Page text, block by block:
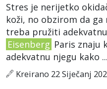
Stres je nerijetko
koži, no obzirom da ga
treba pružiti
Eisenberg Paris znaju
adekvatnu njegu kako ...
Kreirano 22 Siječanj